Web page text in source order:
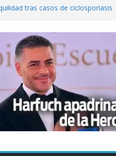
tras casos de ciclosporiasis
contra diputado del PT! Lo acusa de
en Colombia y promete una
narcoterrorismo
de vínculos con México: